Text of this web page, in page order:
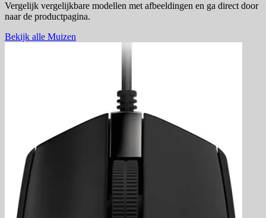
Vergelijk vergelijkbare modellen met afbeeldingen en ga direct door
naar de productpagina.
Bekijk alle Muizen